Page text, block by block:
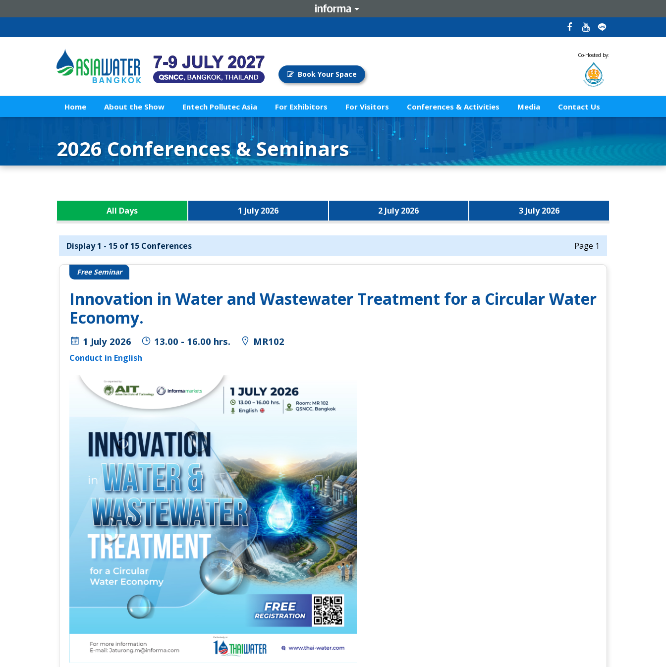
Book Your Space
Co-Hosted by:
Home About the Show Entech Pollutec Asia For Exhibitors For Visitors Conferences & Activities Media Contact Us
2026 Conferences & Seminars
All Days 1 July 2026 2 July 2026 3 July 2026
Display 1 - 15 of 15 Conferences Page 1
Free Seminar
Innovation in Water and Wastewater Treatment for a Circular Water
Economy.
1 July 2026 13.00 - 16.00 hrs. MR102
Conduct in English